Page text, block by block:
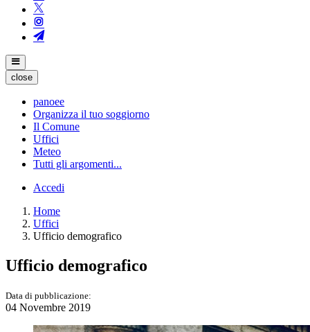
close
panoee
Organizza il tuo soggiorno
Il Comune
Uffici
Meteo
Tutti gli argomenti...
Accedi
Home
Uffici
Ufficio demografico
Ufficio demografico
Data di pubblicazione:
04 Novembre 2019